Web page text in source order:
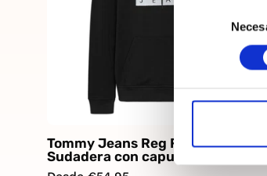
Selección
consentimiento
Tommy Jeans Reg Flag Spray
Sudadera con capucha Hombre